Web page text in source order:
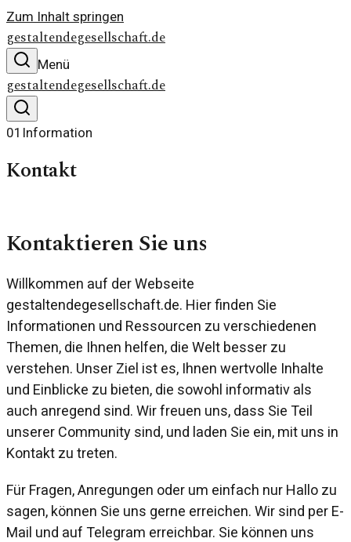
Zum Inhalt springen
gestaltendegesellschaft.de
Menü
gestaltendegesellschaft.de
01 Information
Kontakt
Kontaktieren Sie uns
Willkommen auf der Webseite
gestaltendegesellschaft.de. Hier finden Sie
Informationen und Ressourcen zu verschiedenen
Themen, die Ihnen helfen, die Welt besser zu
verstehen. Unser Ziel ist es, Ihnen wertvolle Inhalte
und Einblicke zu bieten, die sowohl informativ als
auch anregend sind. Wir freuen uns, dass Sie Teil
unserer Community sind, und laden Sie ein, mit uns in
Kontakt zu treten.
Für Fragen, Anregungen oder um einfach nur Hallo zu
sagen, können Sie uns gerne erreichen. Wir sind per E-
Mail und auf Telegram erreichbar. Sie können uns